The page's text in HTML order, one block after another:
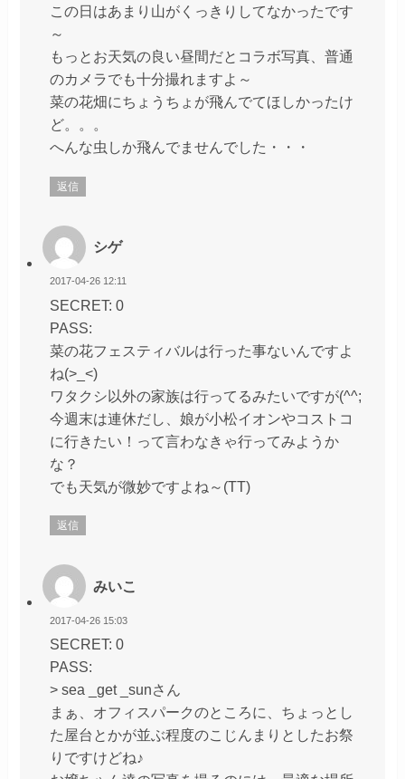
この日はあまり山がくっきりしてなかったです
～
もっとお天気の良い昼間だとコラボ写真、普通
のカメラでも十分撮れますよ～
菜の花畑にちょうちょが飛んでてほしかったけ
ど。。。
へんな虫しか飛んでませんでした・・・
返信
シゲ
2017-04-26 12:11
SECRET: 0
PASS:
菜の花フェスティバルは行った事ないんですよ
ね(>_<)
ワタクシ以外の家族は行ってるみたいですが(^^;
今週末は連休だし、娘が小松イオンやコストコ
に行きたい！って言わなきゃ行ってみようか
な？
でも天気が微妙ですよね～(TT)
返信
みいこ
2017-04-26 15:03
SECRET: 0
PASS:
> sea _get _sunさん
まぁ、オフィスパークのところに、ちょっとし
た屋台とかが並ぶ程度のこじんまりとしたお祭
りですけどね♪